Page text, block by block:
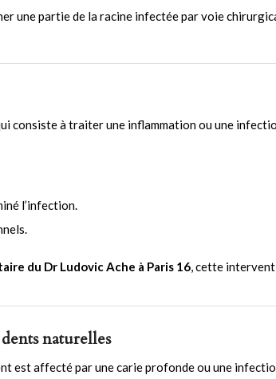
une partie de la racine infectée par voie
consiste à traiter une inflammation ou une
l’infection.
du Dr Ludovic Ache à Paris 16, cette
naturelles
est affecté par une carie profonde ou une